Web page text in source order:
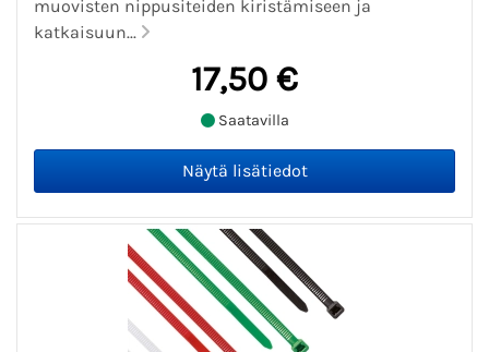
muovisten nippusiteiden kiristämiseen ja
katkaisuun...
17,50 €
Saatavilla